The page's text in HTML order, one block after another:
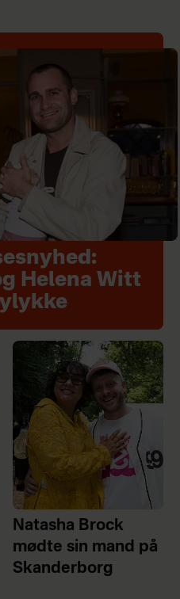
Helena Witt
Natasha Brock
mødte sin mand på
Skanderborg